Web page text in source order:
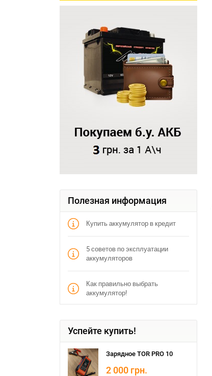
Полезная информация
Купить аккумулятор в кредит
5 советов по эксплуатации
аккумуляторов
Как правильно выбрать
аккумулятор!
Успейте купить!
Зарядное TOR PRO 10
2 000 грн.